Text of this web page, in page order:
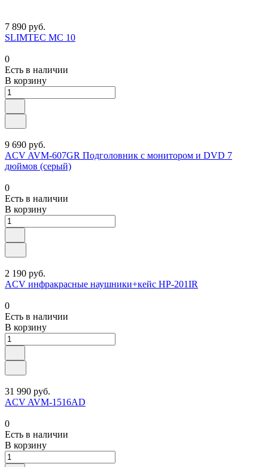
7 890 руб.
SLIMTEC MC 10
0
Есть в наличии
В корзину
9 690 руб.
ACV AVM-607GR Подголовник с монитором и DVD 7
дюймов (серый)
0
Есть в наличии
В корзину
2 190 руб.
ACV инфракрасные наушники+кейс HP-201IR
0
Есть в наличии
В корзину
31 990 руб.
ACV AVM-1516AD
0
Есть в наличии
В корзину